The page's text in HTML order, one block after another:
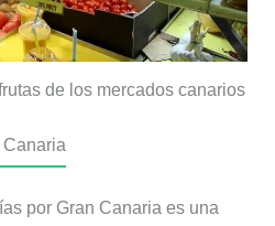
de los mercados canarios
por Gran Canaria es una